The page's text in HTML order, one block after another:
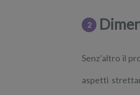
2
Senz’altro il
aspetti